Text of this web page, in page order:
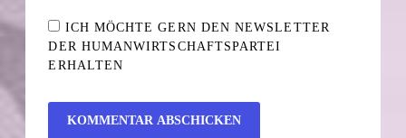
ICH MÖCHTE GERN DEN NEWSLETTER
DER HUMANWIRTSCHAFTSPARTEI
ERHALTEN